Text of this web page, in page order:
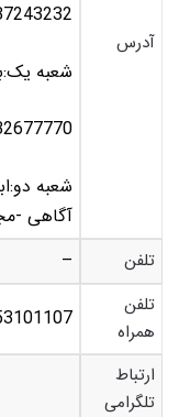
آدرس
شعبه
شعبه
آگاهی -
تلفن –
تلفن
همراه
ارتباط
تلگرامی